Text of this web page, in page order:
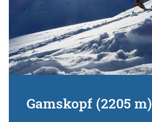
Gamskopf (2205 m)